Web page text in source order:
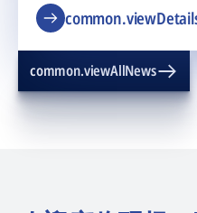
common.viewAllNews